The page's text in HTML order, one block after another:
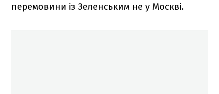
перемовини із Зеленським не у Москві.